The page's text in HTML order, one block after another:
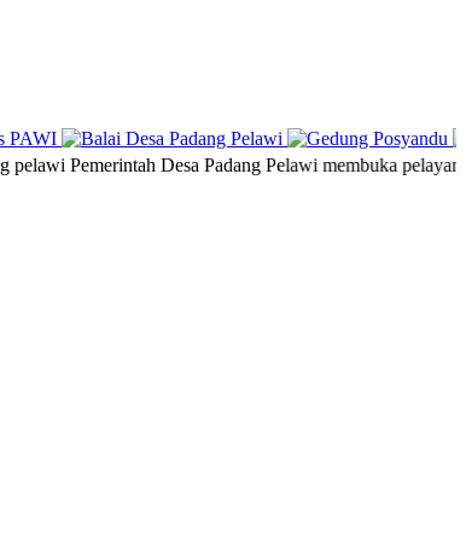
Pemerintah Desa Padang Pelawi membuka pelayanan